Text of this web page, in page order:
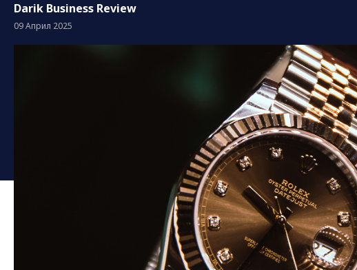
Darik Business Review
09 Април 2025